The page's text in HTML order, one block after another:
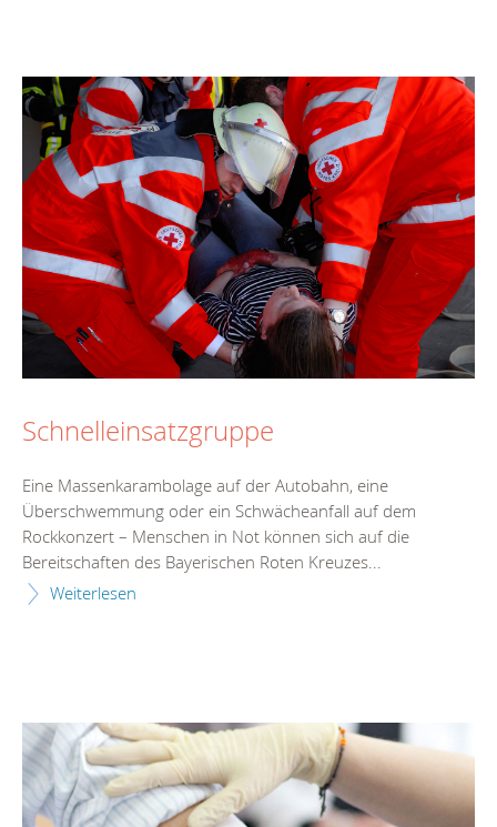
Schnelleinsatzgruppe
Eine Massenkarambolage auf der Autobahn, eine
Überschwemmung oder ein Schwächeanfall auf dem
Rockkonzert – Menschen in Not können sich auf die
Bereitschaften des Bayerischen Roten Kreuzes...
Weiterlesen